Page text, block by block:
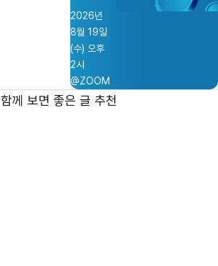
2026년
8월 19일
(수) 오후
2시
@ZOOM
함께 보면 좋은 글 추천